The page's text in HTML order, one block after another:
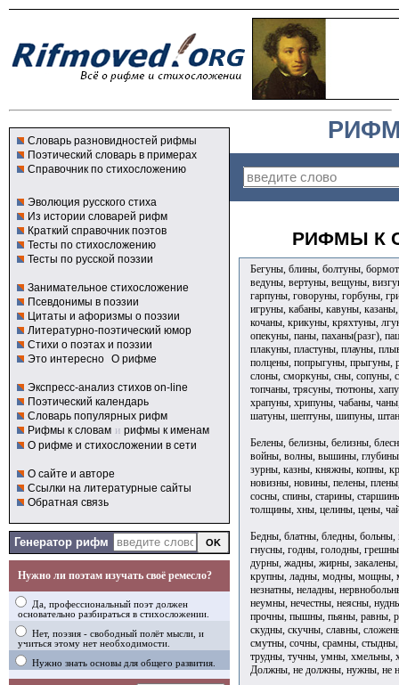
Словарь разновидностей рифмы
Поэтический словарь в примерах
Справочник по стихосложению
Эволюция русского стиха
Из истории словарей рифм
Краткий справочник поэтов
Тесты по стихосложению
Тесты по русской поэзии
Занимательное стихосложение
Псевдонимы в поэзии
Цитаты и афоризмы о поэзии
Литературно-поэтический юмор
Стихи о поэтах и поэзии
Это интересно О рифме
Экспресс-анализ стихов on-line
Поэтический календарь
Словарь популярных рифм
Рифмы к словам и рифмы к именам
О рифме и стихосложении в сети
О сайте и авторе
Ссылки на литературные сайты
Обратная связь
Генератор рифм
Нужно ли поэтам изучать своё ремесло?
Да, профессиональный поэт должен
основательно разбираться в стихосложении.
Нет, поэзия - свободный полёт мысли, и
учиться этому нет необходимости.
Нужно знать основы для общего развития.
РИФМЫ К
Бегуны, блины, болтуны,
ведуны, вертуны, вещуны,
гарпуны, говоруны, горбуны,
игруны, кабаны, кавуны,
кочаны, крикуны, кряхтуны,
опекуны, паны, паханы(разг),
плакуны, пластуны, плауны,
полцены, попрыгуны, прыгуны,
слоны, сморкуны, сны, сопуны,
топчаны, трясуны, тютюны,
храпуны, хрипуны, чабаны,
шатуны, шептуны, шипуны,
Белены, белизны, белизны,
войны, волны, вышины,
зурны, казны, княжны, копны,
новизны, новины, пелены,
сосны, спины, старины,
толщины, хны, целины, цены,
Бедны, блатны, бледны,
гнусны, годны, голодны,
дурны, жадны, жирны,
крупны, ладны, модны, мощны,
незнатны, неладны,
неумны, нечестны, неясны,
прочны, пышны, пьяны, равны,
скудны, скучны, славны,
смутны, сочны, срамны,
трудны, тучны, умны,
Должны, не должны, нужны, не